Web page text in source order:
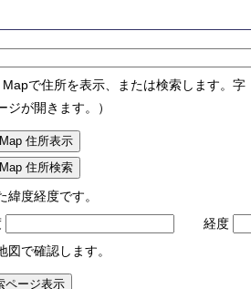
で住所を表示、または検索します。
ジが開きます。）
住所表示
住所検索
緯度経度です。
経度
図で確認します。
ページ表示